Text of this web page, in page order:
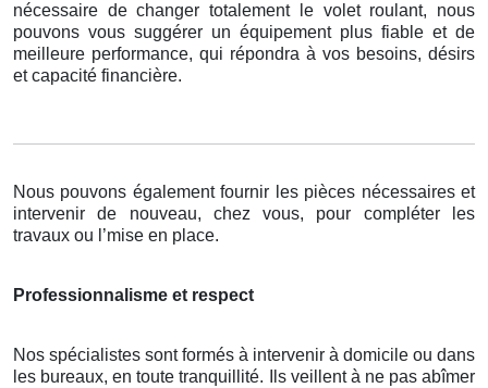
nécessaire de changer totalement le volet roulant, nous
pouvons vous suggérer un équipement plus fiable et de
meilleure performance, qui répondra à vos besoins, désirs
et capacité financière.
Nous pouvons également fournir les pièces nécessaires et
intervenir de nouveau, chez vous, pour compléter les
travaux ou l’mise en place.
Professionnalisme et respect
Nos spécialistes sont formés à intervenir à domicile ou dans
les bureaux, en toute tranquillité. Ils veillent à ne pas abîmer